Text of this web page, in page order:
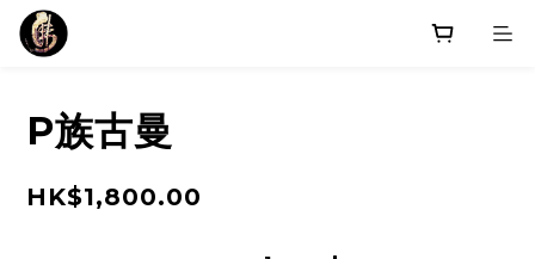
P族古曼
HK$1,800.00